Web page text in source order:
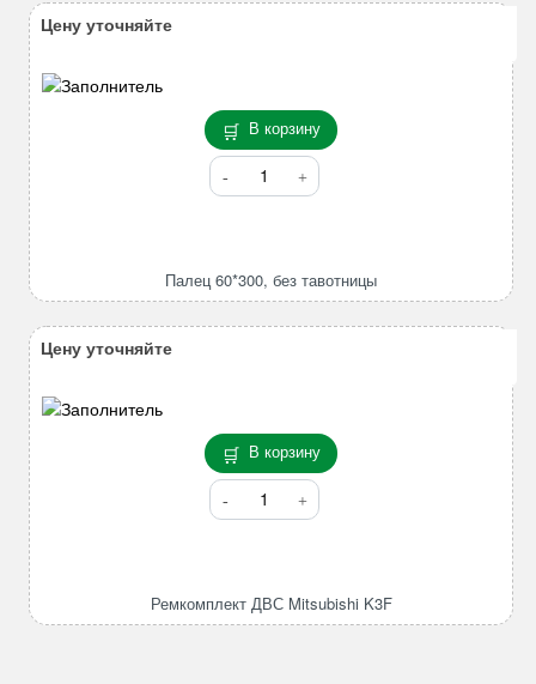
В корзину
Количество
товара
тавотницы
Палец 60*300, без тавотницы
Цену уточняйте
В корзину
Количество
товара
K3F
Ремкомплект ДВС Mitsubishi K3F
Цену уточняйте